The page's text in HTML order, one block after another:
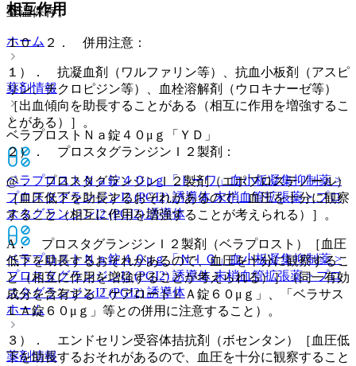
室温保存。
ホーム
薬剤情報
ベラプロストＮａ錠４０μｇ「ＹＤ」
ベラプロストＮａ錠４０μｇ「トーワ」血小板凝集抑制薬 >
プロスタグランジンI2 (PGI2) 誘導体 末梢血管拡張薬 > プロ
スタグランジンI2 (PGI2) 誘導体
ベラプロストＮａ錠４０μｇ「ＮＩＧ」血小板凝集抑制薬 >
プロスタグランジンI2 (PGI2) 誘導体 末梢血管拡張薬 > プロ
スタグランジンI2 (PGI2) 誘導体
ホーム
薬剤情報
相互作用
１０．２． 併用注意：
１）． 抗凝血剤（ワルファリン等）、抗血小板剤（アスピ
リン、チクロピジン等）、血栓溶解剤（ウロキナーゼ等）
［出血傾向を助長することがある（相互に作用を増強するこ
とがある）］。
２）． プロスタグランジンＩ２製剤：
@． プロスタグランジンＩ２製剤（エポプロステノール）
［血圧低下を助長するおそれがあるので、血圧を十分に観察
すること（相互に作用を増強することが考えられる）］。
A． プロスタグランジンＩ２製剤（ベラプロスト）［血圧
低下を助長するおそれがあるので、血圧を十分に観察するこ
と（相互に作用を増強することが考えられる）］（同一有効
成分を含有する「ケアロードＬＡ錠６０μｇ」、「ベラサス
ＬＡ錠６０μｇ」等との併用に注意すること）。
３）． エンドセリン受容体拮抗剤（ボセンタン）［血圧低
下を助長するおそれがあるので、血圧を十分に観察すること